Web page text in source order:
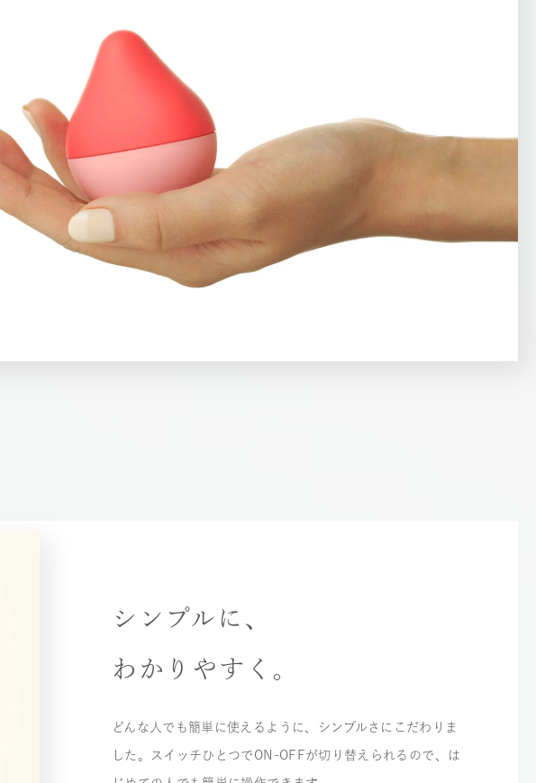
シンプルに、
わかりやすく。
どんな人でも簡単に使えるように、シンプルさにこだわりま
した。スイッチひとつでON-OFFが切り替えられるので、は